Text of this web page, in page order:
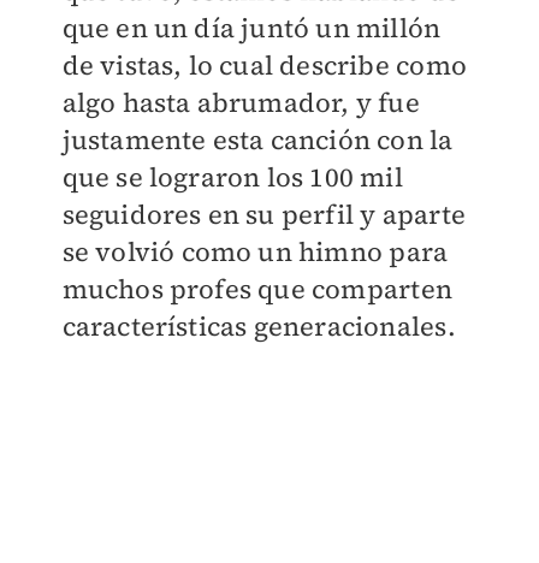
que en un día juntó un millón
de vistas, lo cual describe como
algo hasta abrumador, y fue
justamente esta canción con la
que se lograron los 100 mil
seguidores en su perfil y aparte
se volvió como un himno para
muchos profes que comparten
características generacionales.